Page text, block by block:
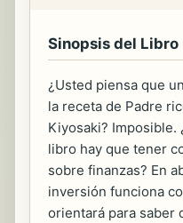
Sinopsis del Libro
¿Usted piensa que
la receta de Padre
Kiyosaki? Imposible.
libro hay que tener
sobre finanzas? En
inversión funciona
orientará para saber